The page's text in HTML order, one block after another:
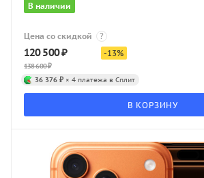
В наличии
Цена со скидкой ?
120 500₽
138 600₽
-13%
36 376 ₽ × 4 платежа в Сплит
В КОРЗИНУ